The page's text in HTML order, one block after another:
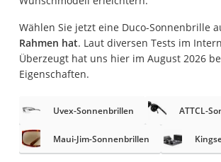
Wählen Sie jetzt eine Duco-Sonnenbrille
Rahmen hat. Laut diversen Tests im
Überzeugt hat uns hier im August 2026
Eigenschaften.
Uvex-Sonnenbrillen ATTCL-
Maui-Jim-Sonnenbrillen